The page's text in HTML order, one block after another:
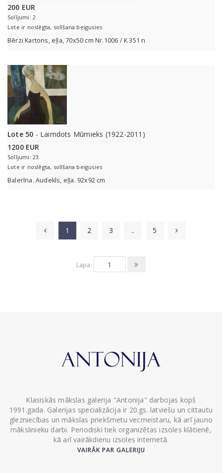
200 EUR
Solījumi: 2
Lote ir noslēgta, solīšana beigusies
Bērzi Kartons, eļļa, 70x50 cm Nr.1006 / K 351 n
Lote 50 - Laimdots Mūrnieks (1922-2011)
1200 EUR
Solījumi: 23
Lote ir noslēgta, solīšana beigusies
Balerīna. Audekls, eļļa. 92x92 cm
1 2 3 .. 5
Lapa:
Klasiskās mākslas galerija "Antonija" darbojas kopš
1991.gada. Galerijas specializācija ir 20.gs. latviešu un cittautu
glezniecības un mākslas priekšmetu vecmeistaru, kā arī jauno
mākslinieku darbi. Periodiski tiek organizētas izsoles klātienē,
kā arī vairākdienu izsoles internetā.
VAIRĀK PAR GALERIJU